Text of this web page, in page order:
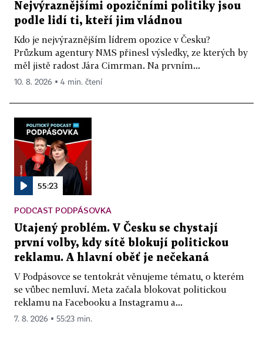
Nejvýraznějšími opozičními politiky jsou
podle lidí ti, kteří jim vládnou
Kdo je nejvýraznějším lídrem opozice v Česku?
Průzkum agentury NMS přinesl výsledky, ze kterých by
měl jistě radost Jára Cimrman. Na prvním...
10. 8. 2026 ▪ 4 min. čtení
55:23
PODCAST PODPÁSOVKA
Utajený problém. V Česku se chystají
první volby, kdy sítě blokují politickou
reklamu. A hlavní oběť je nečekaná
V Podpásovce se tentokrát věnujeme tématu, o kterém
se vůbec nemluví. Meta začala blokovat politickou
reklamu na Facebooku a Instagramu a...
7. 8. 2026 ▪ 55:23 min.